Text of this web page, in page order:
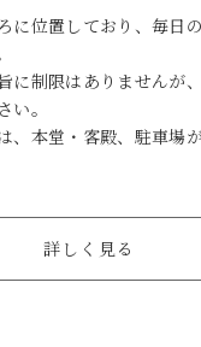
に位置しており、毎日
に制限はありませんが
い。
、本堂・客殿、駐車場
詳しく見る